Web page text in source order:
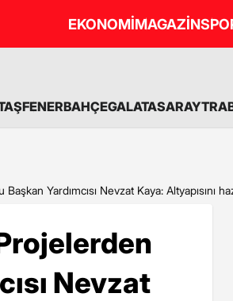
EKONOMİMAGAZİN
FENERBAHÇEGALATASARAY
Yardımcısı Nevzat Kaya: Altyapısını
Nevzat